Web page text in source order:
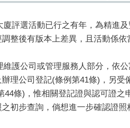
評選活動已行之有年，為精進
整後有版本上差異，且活動係
護公司或管理服務人部分，依
理公司登記(條例第41條)，另
44條)，惟相關登記證與認可證
初步查詢，倘想進一步確認證照